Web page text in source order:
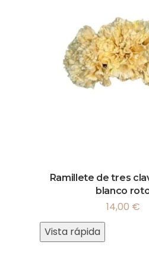
Ramillete de tres
blanco
14,00 €
Vista rápida